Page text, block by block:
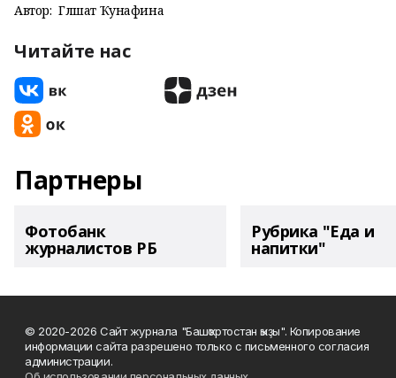
Автор: Гөлшат Ҡунафина
Читайте нас
Партнеры
Фотобанк
журналистов РБ
Рубрика "Еда и
напитки"
© 2020-2026 Сайт журнала "Башҡортостан ҡыҙы". Копирование
информации сайта разрешено только с письменного согласия
администрации.